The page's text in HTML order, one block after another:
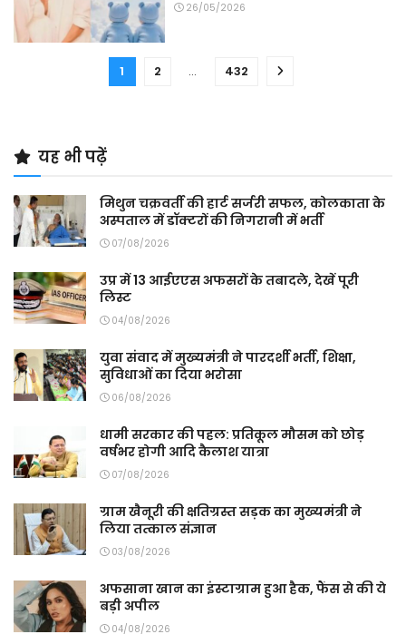
26/05/2026
1 2 … 432
यह भी पढ़ें
मिथुन चक्रवर्ती की हार्ट सर्जरी सफल, कोलकाता के
अस्पताल में डॉक्टरों की निगरानी में भर्ती
07/08/2026
उप्र में 13 आईएएस अफसरों के तबादले, देखें पूरी
लिस्ट
04/08/2026
युवा संवाद में मुख्यमंत्री ने पारदर्शी भर्ती, शिक्षा,
सुविधाओं का दिया भरोसा
06/08/2026
धामी सरकार की पहल: प्रतिकूल मौसम को छोड़
वर्षभर होगी आदि कैलाश यात्रा
07/08/2026
ग्राम खैनूरी की क्षतिग्रस्त सड़क का मुख्यमंत्री ने
लिया तत्काल संज्ञान
03/08/2026
अफसाना खान का इंस्टाग्राम हुआ हैक, फैंस से की ये
बड़ी अपील
04/08/2026